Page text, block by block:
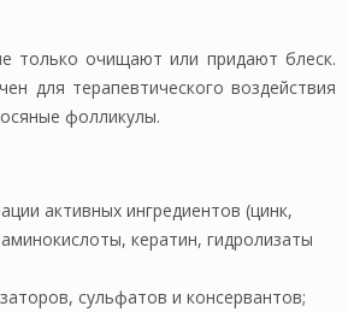
только очищают или придают блеск.
для терапевтического воздействия
фолликулы.
активных ингредиентов (цинк,
кератин, гидролизаты
сульфатов и консервантов;